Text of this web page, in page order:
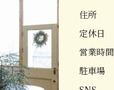
住所
定休日
営業時間
駐車場